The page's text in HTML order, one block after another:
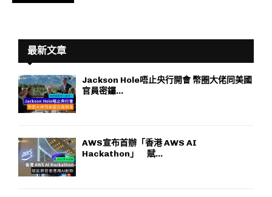
最新文章
Jackson Hole唔止央行開會 幣圈大佬同美國
官員密鑼...
AWS宣布首辦「香港 AWS AI
Hackathon」 賦...